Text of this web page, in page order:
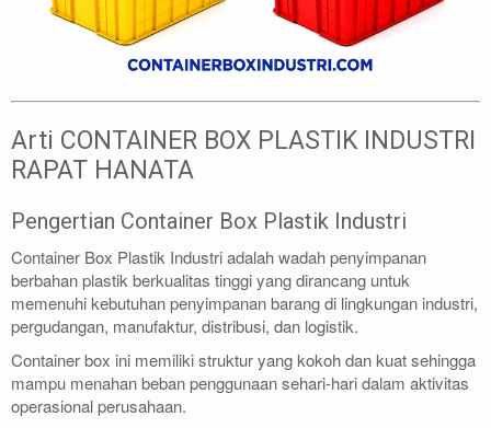
Arti CONTAINER BOX PLASTIK INDUSTRI
RAPAT HANATA
Pengertian Container Box Plastik Industri
Container Box Plastik Industri adalah wadah penyimpanan
berbahan plastik berkualitas tinggi yang dirancang untuk
memenuhi kebutuhan penyimpanan barang di lingkungan industri,
pergudangan, manufaktur, distribusi, dan logistik.
Container box ini memiliki struktur yang kokoh dan kuat sehingga
mampu menahan beban penggunaan sehari-hari dalam aktivitas
operasional perusahaan.